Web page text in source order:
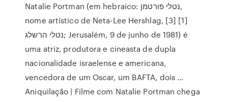
Natalie Portman (em hebraico: נטלי פורטמן,
nome artístico de Neta-Lee Hershlag, [3] [1]
נטלי הרשלג; Jerusalém, 9 de junho de 1981) é
uma atriz, produtora e cineasta de dupla
nacionalidade israelense e americana,
vencedora de um Oscar, um BAFTA, dois …
Aniquilação | Filme com Natalie Portman chega